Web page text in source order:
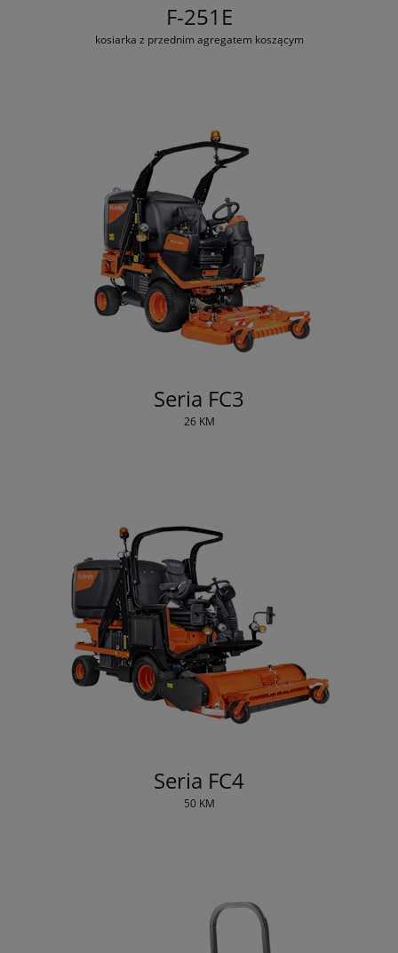
F-251E
kosiarka z przednim agregatem koszącym
Seria FC3
26 KM
Seria FC4
50 KM